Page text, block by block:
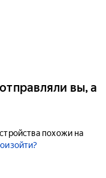
вы, а
похожи на